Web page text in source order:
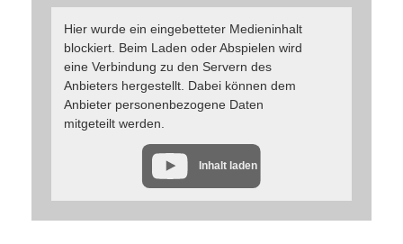
Hier wurde ein eingebetteter Medieninhalt
blockiert. Beim Laden oder Abspielen wird
eine Verbindung zu den Servern des
Anbieters hergestellt. Dabei können dem
Anbieter personenbezogene Daten
mitgeteilt werden.
Inhalt laden